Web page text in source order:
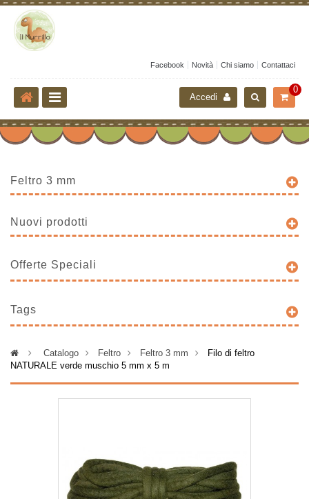
Facebook Novità Chi siamo Contattaci
0
Accedi
Feltro 3 mm
Nuovi prodotti
Offerte Speciali
Tags
> Catalogo > Feltro > Feltro 3 mm >
Filo di feltro
NATURALE verde muschio 5 mm x 5 m